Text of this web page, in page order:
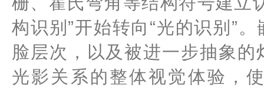
构识别”开始转向“光的识别”
脸层次，以及被进一步抽象
光影关系的整体视觉体验，